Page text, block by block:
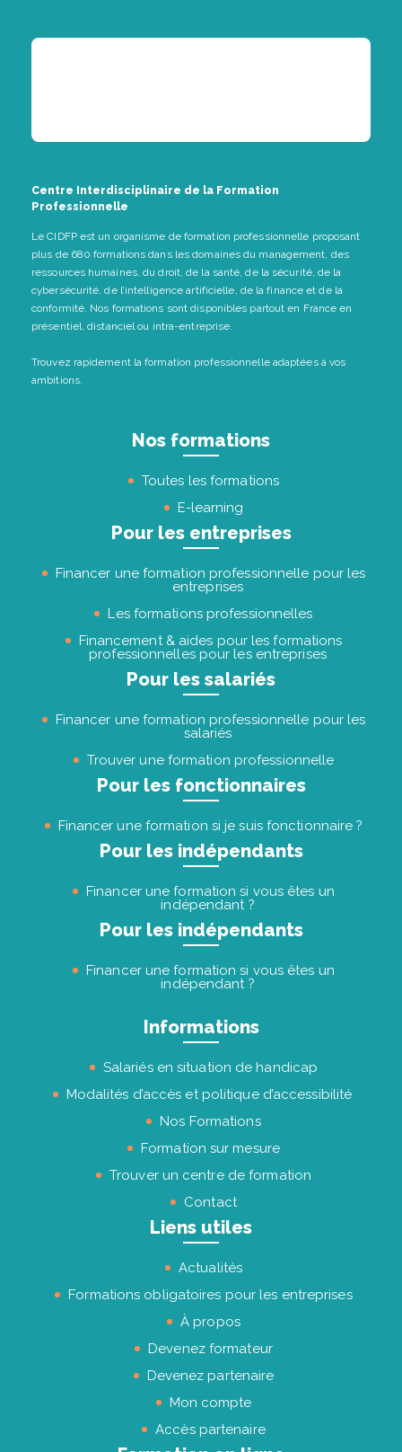
Centre Interdisciplinaire de la Formation
Professionnelle
Le CIDFP est un organisme de formation professionnelle proposant
plus de 680 formations dans les domaines du management, des
ressources humaines, du droit, de la santé, de la sécurité, de la
cybersécurité, de l’intelligence artificielle, de la finance et de la
conformité. Nos formations sont disponibles partout en France en
présentiel, distanciel ou intra-entreprise.
Trouvez rapidement la formation professionnelle adaptées à vos
ambitions.
Nos formations
Toutes les formations
E-learning
Pour les entreprises
Financer une formation professionnelle pour les
entreprises
Les formations professionnelles
Financement & aides pour les formations
professionnelles pour les entreprises
Pour les salariés
Financer une formation professionnelle pour les
salariés
Trouver une formation professionnelle
Pour les fonctionnaires
Financer une formation si je suis fonctionnaire ?
Pour les indépendants
Financer une formation si vous êtes un
indépendant ?
Pour les indépendants
Financer une formation si vous êtes un
indépendant ?
Informations
Salariés en situation de handicap
Modalités d’accès et politique d’accessibilité
Nos Formations
Formation sur mesure
Trouver un centre de formation
Contact
Liens utiles
Actualités
Formations obligatoires pour les entreprises
À propos
Devenez formateur
Devenez partenaire
Mon compte
Accès partenaire